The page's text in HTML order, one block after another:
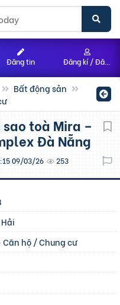
Bất động sản
Đà Nẵng
09/03/26 253
Căn hộ / Chung cư
Đăng tin